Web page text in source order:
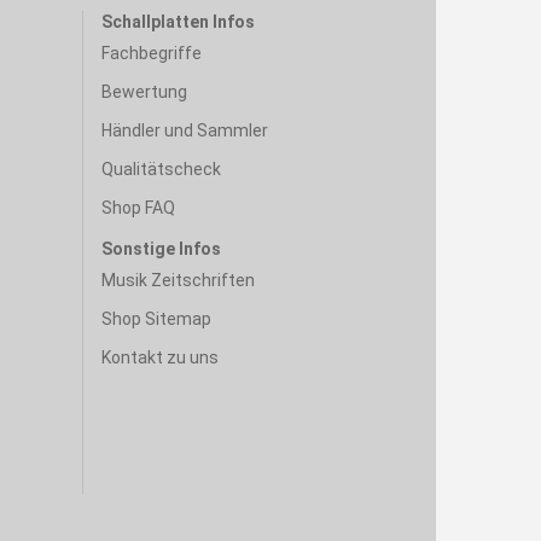
Schallplatten Infos
Fachbegriffe
Bewertung
Händler und Sammler
Qualitätscheck
Shop FAQ
Sonstige Infos
Musik Zeitschriften
Shop Sitemap
Kontakt zu uns